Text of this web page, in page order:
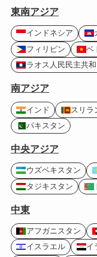
東南アジア
インドネシア
フィリピン
ベ
ラオス人民民主共和
南アジア
インド スリラ
パキスタン
中央アジア
ウズベキスタン
タジキスタン
中東
アフガニスタン
イスラエル
イ